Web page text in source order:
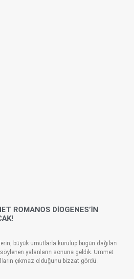
ROMANOS DİOGENES’İN
büyük umutlarla kurulup bugün dağılan
yalanların sonuna geldik. Ümmet
çıkmaz olduğunu bizzat gördü.